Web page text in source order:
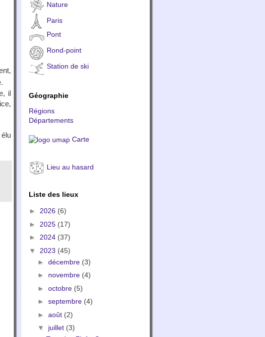
il
Nature
Paris
Pont
Rond-point
Station de ski
Géographie
Régions
Départements
Carte
Lieu au hasard
Liste des lieux
► 2026 (6)
► 2025 (17)
► 2024 (37)
▼ 2023 (45)
► décembre (3)
► novembre (4)
► octobre (5)
► septembre (4)
► août (2)
▼ juillet (3)